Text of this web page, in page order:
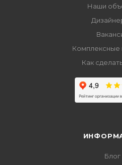
Наши
Комплексные
Как
Блог